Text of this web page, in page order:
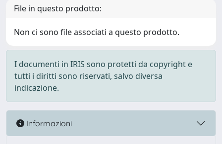
File in questo prodotto:
Non ci sono file associati a questo prodotto.
I documenti in IRIS sono protetti da copyright e
tutti i diritti sono riservati, salvo diversa
indicazione.
Informazioni